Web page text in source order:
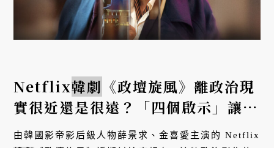
Netflix韓劇 《政壇旋風》離政治現
實很近還是很遠？「四個啟示」讓我
們認識政治本質
由韓國影帝影后級人物薛景求、金喜愛主演的 Netflix